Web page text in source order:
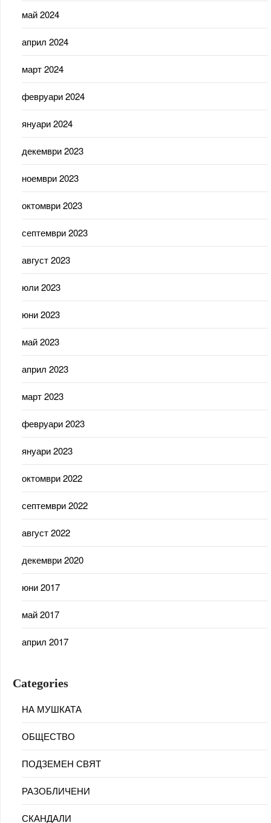
май 2024
април 2024
март 2024
февруари 2024
януари 2024
декември 2023
ноември 2023
октомври 2023
септември 2023
август 2023
юли 2023
юни 2023
май 2023
април 2023
март 2023
февруари 2023
януари 2023
октомври 2022
септември 2022
август 2022
декември 2020
юни 2017
май 2017
април 2017
Categories
НА МУШКАТА
ОБЩЕСТВО
ПОДЗЕМЕН СВЯТ
РАЗОБЛИЧЕНИ
СКАНДАЛИ